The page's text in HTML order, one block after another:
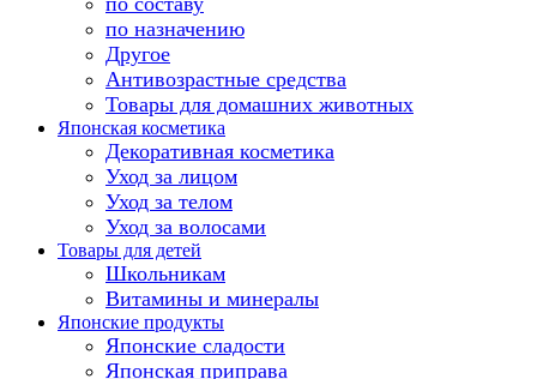
по назначению
Другое
Антивозрастные средства
Товары для домашних животных
Японская косметика
Декоративная косметика
Уход за лицом
Уход за телом
Уход за волосами
Товары для детей
Школьникам
Витамины и минералы
Японские продукты
Японские сладости
Японская приправа